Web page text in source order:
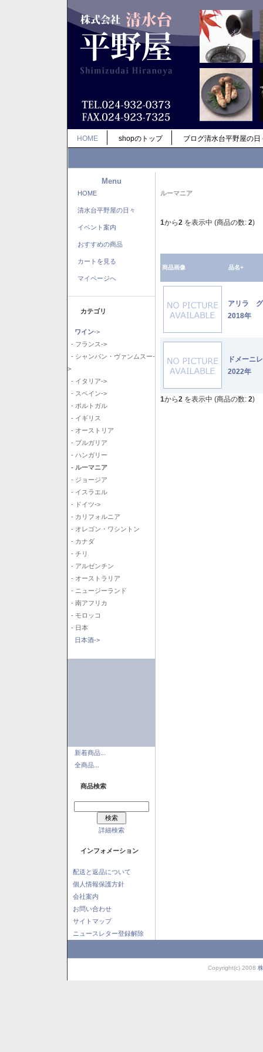
HOME shopのトップ ブログ清水台平野屋の日
Menu
HOME
清水台平野屋の日々
イベント案内
おすすめの商品
カートを見る
マイページへ
カテゴリ
ワイン->
- フランス->
- シャンパン・ヴァンムスー-
>
- イタリア->
- スペイン->
- ポルトガル
- イギリス
- オーストリア
- ブルガリア
- ハンガリー
- ルーマニア
- ジョージア
- イスラエル
- ドイツ->
- カリフォルニア
- オレゴン・ワシントン
- カナダ
- チリ
- アルゼンチン
- オーストラリア
- ニュージーランド
- 南アフリカ
- モロッコ
- 日本
日本酒->
新着商品...
全商品...
商品検索
詳細検索
インフォメーション
配送と返品について
個人情報保護方針
会社案内
お問い合わせ
サイトマップ
ニュースレター登録解除
ルーマニア
1から2 を表示中 (商品の数: 2)
商品画像 品名+
アリラ
2018年
ドメー
2022年
1から2 を表示中 (商品の数: 2)
Copyright(c) 2008